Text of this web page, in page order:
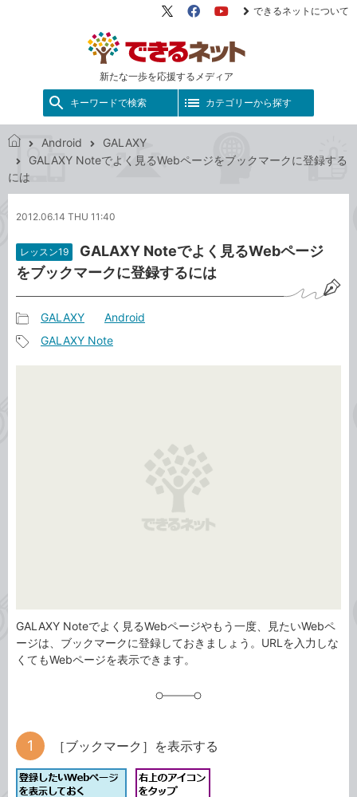
新たな一歩を応援するメディア
X（旧
FacebookYouTube
できるネットについて
キーワードで検索 カテゴリーから探す
で
き
ッ
Android
GALAXY
GALAXY Noteでよく見るWebページをブックマークに登録する
には
2012.06.14 THU 11:40
レッスン19
GALAXY Noteでよく見るWebページ
をブックマークに登録するには
事
カ
GALAXY Android
GALAXY Note
GALAXY Noteでよく見るWebページやもう一度、見たいWebペ
ージは、ブックマークに登録しておきましょう。URLを入力しな
くてもWebページを表示できます。
［ブックマーク］を表示する